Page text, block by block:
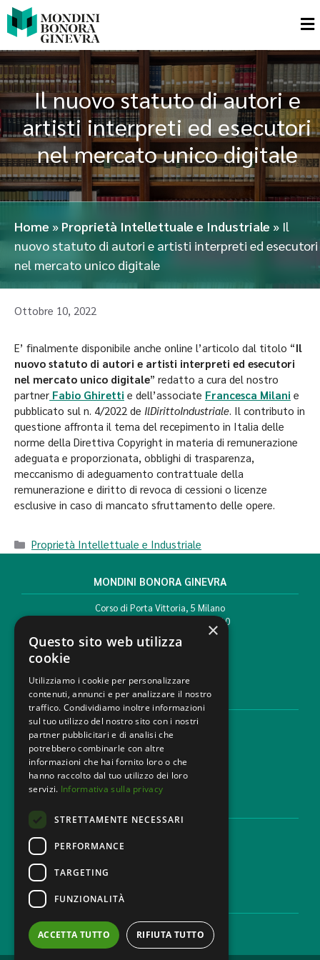
Il nuovo statuto di autori e
artisti interpreti ed esecutori
nel mercato unico digitale
Home » Proprietà Intellettuale e Industriale » Il
nuovo statuto di autori e artisti interpreti ed esecutori
nel mercato unico digitale
Ottobre 10, 2022
E’ finalmente disponibile anche online l’articolo dal titolo “Il
nuovo statuto di autori e artisti interpreti ed esecutori
nel mercato unico digitale” redatto a cura del nostro
partner Fabio Ghiretti e dell’associate Francesca Milani e
pubblicato sul n. 4/2022 de IlDirittoIndustriale. Il contributo in
questione affronta il tema del recepimento in Italia delle
norme della Direttiva Copyright in materia di remunerazione
adeguata e proporzionata, obblighi di trasparenza,
meccanismo di adeguamento contrattuale della
remunerazione e diritto di revoca di cessioni o licenze
esclusive in caso di mancato sfruttamento delle opere.
Proprietà Intellettuale e Industriale
MONDINI BONORA GINEVRA
Corso di Porta Vittoria, 5 Milano
T. +39 02 777351 F. +39 02 784510
info@mbg.legal
AREE LEGALI
Aree di Competenza
Settori
Studio legale
Contatti
Lavora con noi
×
Questo sito web utilizza
cookie
Utilizziamo i cookie per personalizzare
contenuti, annunci e per analizzare il nostro
traffico. Condividiamo inoltre informazioni
sul tuo utilizzo del nostro sito con i nostri
partner pubblicitari e di analisi che
potrebbero combinarle con altre
informazioni che hai fornito loro o che
hanno raccolto dal tuo utilizzo dei loro
servizi. Informativa sulla privacy
STRETTAMENTE NECESSARI
PERFORMANCE
TARGETING
FUNZIONALITÀ
ACCETTA TUTTO RIFIUTA TUTTO